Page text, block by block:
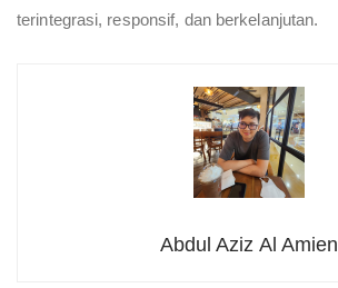
terintegrasi, responsif, dan berkelanjutan.
Abdul Aziz Al Amien